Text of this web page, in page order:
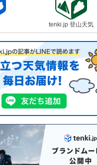
tenki.jp 登山天気